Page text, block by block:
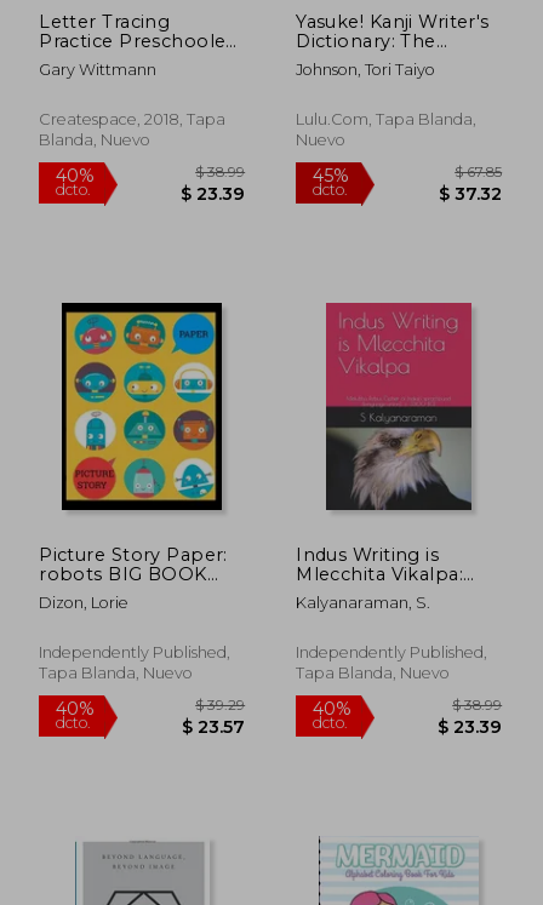
40% 40%
dcto.
Letter Tracing
Practice Preschoolers
Workbook: (8. 5X11,
112 Pages) Letter
Language, Large and
Small Letters
Gary Wittmann
Createspace, 2018, Tapa
Blanda, Nuevo
Yasuke! Kanji Writer's
Dictionary: The
original kanji writer's
dictionary! (en Inglés)
Johnson, Tori Taiyo
Lulu.com, Tapa Blanda,
Nuevo
Picture Story Paper:
robots BIG BOOK
Learn to Draw and
Write Proportion
3RD GRADE ) (en
Inglés)
Dizon, Lorie
Independently Published,
Tapa Blanda, Nuevo
Indus Writing is
Mlecchita Vikalpa:
Meluhha Rebus
Cipher of Indian
(language union), c.
3300 BCE (en Inglés)
Kalyanaraman, S.
Independently Published,
Tapa Blanda, Nuevo